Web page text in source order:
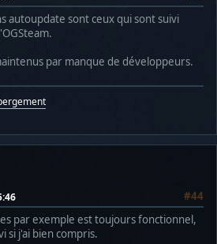
autoupdate sont ceux qui sont suivi
par manque de développeurs.
#44
par exemple est toujours fonctionnel,
si j'ai bien compris.